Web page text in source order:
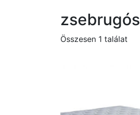
zsebrugós
Összesen 1 találat